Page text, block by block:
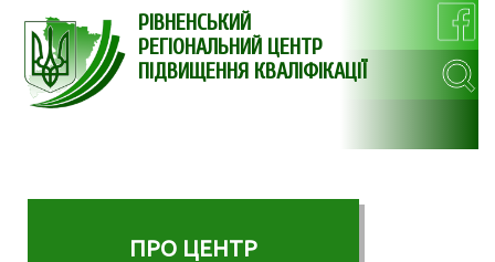
РІВНЕНСЬКИЙ
РЕГІОНАЛЬНИЙ ЦЕНТР
ПІДВИЩЕННЯ КВАЛІФІКАЦІЇ
ПРО ЦЕНТР